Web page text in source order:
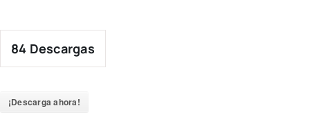
84 Descargas
¡Descarga ahora!